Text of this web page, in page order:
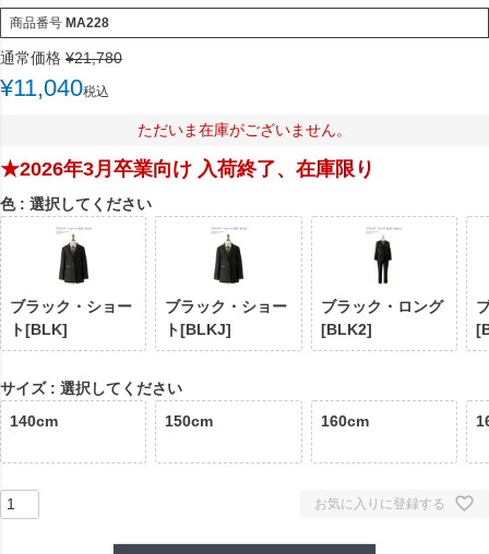
商品番号 MA228
通常価格 ¥21,780
¥11,040税込
ただいま在庫がございません。
★2026年3月卒業向け 入荷終了、在庫限り
色 選択してください
ブラック・ショー
ト[BLK]
ブラック・ショー
ト[BLKJ]
ブラック・ロング
[BLK2]
サイズ
選択してください
140cm
150cm 160cm
お気に入りに登録する